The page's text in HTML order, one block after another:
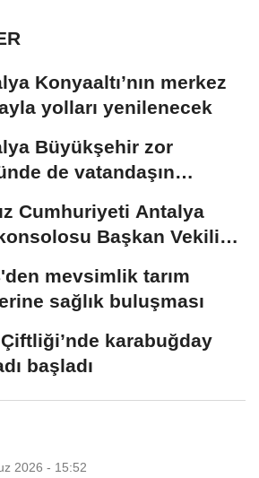
Konyaaltı’nın merkez
yolları yenilenecek
Büyükşehir zor
de vatandaşın
Cumhuriyeti Antalya
Başkan Vekili
mevsimlik tarım
sağlık buluşması
Çiftliği’nde karabuğday
başladı
2026 - 15:52